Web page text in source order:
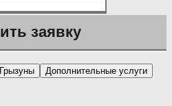
Грызуны
Дополнительные услуги